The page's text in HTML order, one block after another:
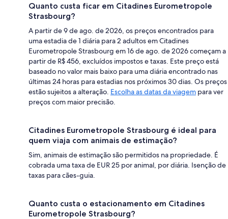
Quanto custa ficar em Citadines Eurometropole
Strasbourg?
A partir de 9 de ago. de 2026, os preços encontrados para
uma estadia de 1 diária para 2 adultos em Citadines
Eurometropole Strasbourg em 16 de ago. de 2026 começam a
partir de R$ 456, excluídos impostos e taxas. Este preço está
baseado no valor mais baixo para uma diária encontrado nas
últimas 24 horas para estadias nos próximos 30 dias. Os preços
estão sujeitos a alteração. Escolha as datas da viagem para ver
preços com maior precisão.
Citadines Eurometropole Strasbourg é ideal para
quem viaja com animais de estimação?
Sim, animais de estimação são permitidos na propriedade. É
cobrada uma taxa de EUR 25 por animal, por diária. Isenção de
taxas para cães-guia.
Quanto custa o estacionamento em Citadines
Eurometropole Strasbourg?